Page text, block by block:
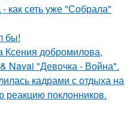
как сеть уже "Собрала"
бы!
Ксения добромилова,
Navai "Девочка - Война".
кадрами с отдыха на
поклонников.